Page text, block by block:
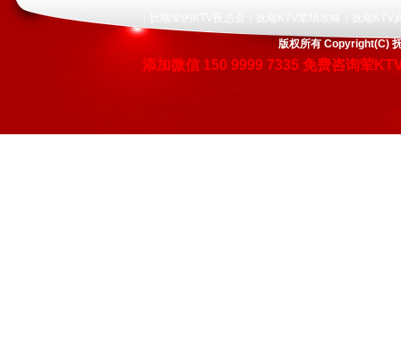
版权所有 Copyright(C)
添加微信150 9999 7335 免费咨询荤